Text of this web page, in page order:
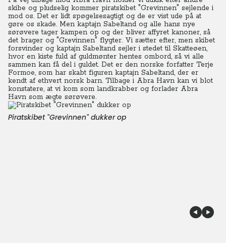
skibe og pludselig kommer piratskibet "Grevinnen" sejlende i
mod os. Det er lidt spøgelsesagtigt og de er vist ude på at
gøre os skade. Men kaptajn Sabeltand og alle hans nye
sørøvere tager kampen op og der bliver affyret kanoner, så
det brager og "Grevinnen" flygter. Vi sætter efter, men skibet
forsvinder og kaptajn Sabeltand sejler i stedet til Skatteøen,
hvor en kiste fuld af guldmønter hentes ombord, så vi alle
sammen kan få del i guldet. Det er den norske forfatter Terje
Formoe, som har skabt figuren kaptajn Sabeltand, der er
kendt af ethvert norsk barn. Tilbage i Abra Havn kan vi blot
konstatere, at vi kom som landkrabber og forlader Abra
Havn som ægte sørøvere.
Piratskibet "Grevinnen" dukker op